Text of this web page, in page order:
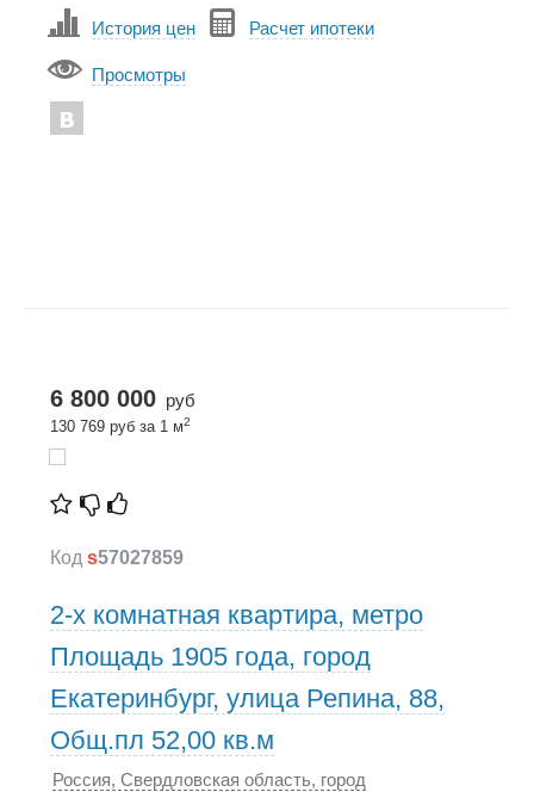
История цен Расчет ипотеки
Просмотры
6 800 000 руб
130 769 руб за 1 м2
Код s57027859
2-х комнатная квартира, метро
Площадь 1905 года, город
Екатеринбург, улица Репина, 88,
Общ.пл 52,00 кв.м
Россия, Свердловская область, город